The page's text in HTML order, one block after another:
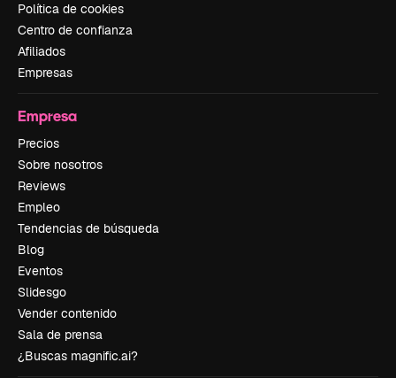
Política de cookies
Centro de confianza
Afiliados
Empresas
Empresa
Precios
Sobre nosotros
Reviews
Empleo
Tendencias de búsqueda
Blog
Eventos
Slidesgo
Vender contenido
Sala de prensa
¿Buscas magnific.ai?